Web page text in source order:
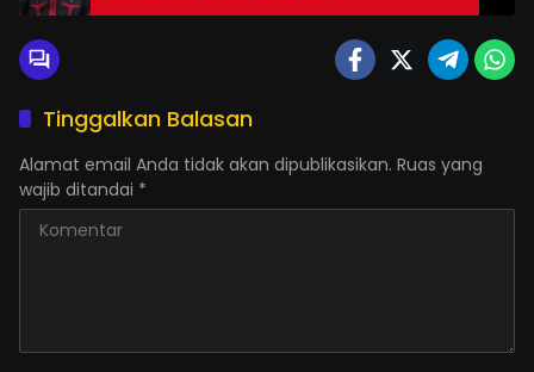
Tinggalkan Balasan
Alamat email Anda tidak akan dipublikasikan. Ruas yang
wajib ditandai *